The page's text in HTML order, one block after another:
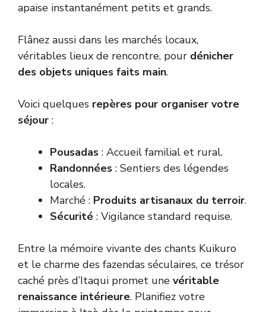
apaise instantanément petits et grands.
Flânez aussi dans les marchés locaux,
véritables lieux de rencontre, pour dénicher
des objets uniques faits main.
Voici quelques repères pour organiser votre
séjour :
Pousadas : Accueil familial et rural.
Randonnées : Sentiers des légendes
locales.
Marché : Produits artisanaux du terroir.
Sécurité : Vigilance standard requise.
Entre la mémoire vivante des chants Kuikuro
et le charme des fazendas séculaires, ce trésor
caché près d’Itaqui promet une véritable
renaissance intérieure. Planifiez votre